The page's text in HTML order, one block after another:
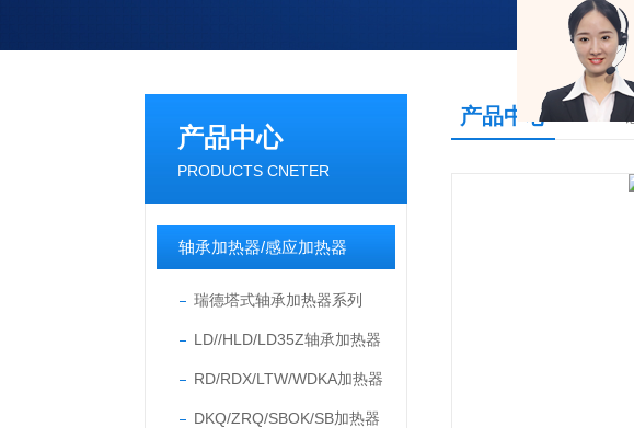
产品中心
PRODUCTS CNETER
轴承加热器/感应加热器
瑞德塔式轴承加热器系列
LD//HLD/LD35Z轴承加热器
RD/RDX/LTW/WDKA加热器
DKQ/ZRQ/SBOK/SB加热器
产品中心